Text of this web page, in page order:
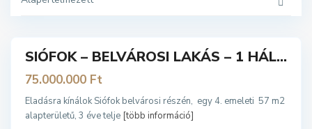
o
SIÓFOK – BELVÁROSI LAKÁS – 1 HÁL...
75.000.000 Ft
Eladásra kínálok Siófok belvárosi részén, egy 4. emeleti 57 m2
alapterületű, 3 éve telje [több információ]